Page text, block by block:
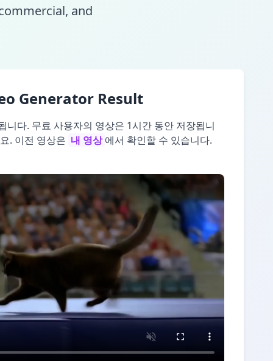
and
Generator Result
니다. 무료 사용자의 영상은 1시간 동안 저장됩니
. 이전 영상은 내 영상 에서 확인할 수 있습니다.